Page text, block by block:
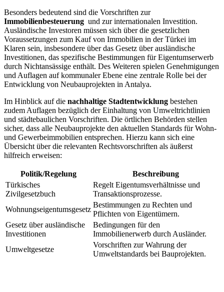
Besonders bedeutend sind die Vorschriften zur
Immobilienbesteuerung ⁢ und zur internationalen Investition.
Ausländische Investoren müssen sich über die gesetzlichen
‍Voraussetzungen zum Kauf von Immobilien in ⁢der Türkei im
Klaren sein, insbesondere über ​das Gesetz über ausländische
Investitionen, das⁢ spezifische Bestimmungen für Eigentumserwerb
durch Nichtansässige enthält. Des Weiteren spielen Genehmigungen
und Auflagen auf kommunaler Ebene eine zentrale Rolle bei der
Entwicklung von Neubauprojekten in Antalya.
Im Hinblick auf die nachhaltige Stadtentwicklung bestehen
zudem ⁢Auflagen bezüglich der Einhaltung von Umweltrichtlinien​
und städtebaulichen Vorschriften.‌ Die⁤ örtlichen Behörden stellen
sicher,⁣ dass⁤ alle Neubauprojekte den aktuellen Standards für Wohn-
und Gewerbeimmobilien entsprechen. ⁢Hierzu kann sich eine
Übersicht über die relevanten Rechtsvorschriften als äußerst
hilfreich erweisen:
Politik/Regelung
Beschreibung
Türkisches
Zivilgesetzbuch
Regelt Eigentumsverhältnisse und
Transaktionsprozesse.
Wohnungseigentumsgesetz
Bestimmungen zu Rechten und
Pflichten von Eigentümern.
Gesetz über ausländische
⁣Investitionen
Bedingungen für den
Immobilienerwerb durch Ausländer.
Umweltgesetze
Vorschriften zur Wahrung der
Umweltstandards bei Bauprojekten.